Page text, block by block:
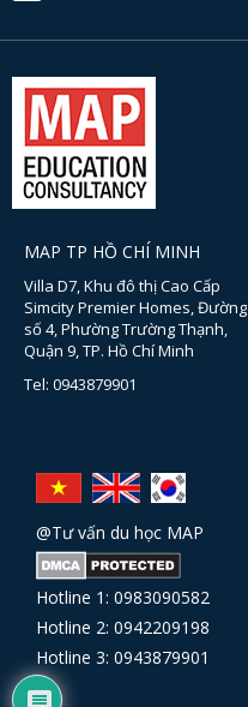
MAP TP HỒ CHÍ MINH
Villa D7, Khu đô thị Cao Cấp
Simcity Premier Homes, Đường
số 4, Phường Trường Thạnh,
Quận 9, TP. Hồ Chí Minh
Tel: 0943879901
@Tư vấn du học MAP
Hotline 1: 0983090582
Hotline 2: 0942209198
Hotline 3: 0943879901